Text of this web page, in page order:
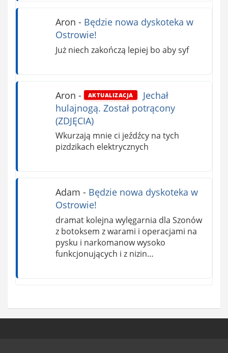
Aron - Będzie nowa dyskoteka w
Ostrowie!
Już niech zakończą lepiej bo aby syf
Aron - AKTUALIZACJA
Jechał
hulajnogą. Został potrącony
(ZDJĘCIA)
Wkurzają mnie ci jeźdźcy na tych
pizdzikach elektrycznych
Adam - Będzie nowa dyskoteka w
Ostrowie!
dramat kolejna wylęgarnia dla Szonów
z botoksem z warami i operacjami na
pysku i narkomanow wysoko
funkcjonujących i z nizin…